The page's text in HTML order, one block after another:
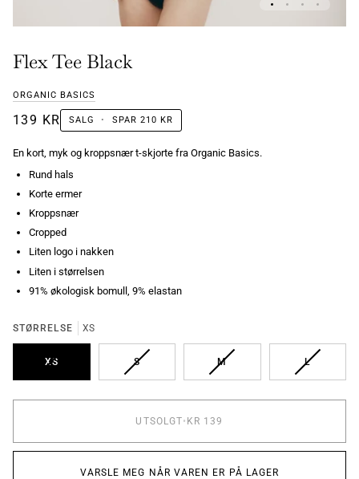
Flex Tee Black
ORGANIC BASICS
139 KR SALG • SPAR 210 KR
En kort, myk og kroppsnær t-skjorte fra Organic Basics.
Rund hals
Korte ermer
Kroppsnær
Cropped
Liten logo i nakken
Liten i størrelsen
91% økologisk bomull, 9% elastan
STØRRELSE XS
XSUTSOLGT SUTSOLGT MUTSOLGT LUTSOLGT
UTSOLGT• KR 139
VARSLE MEG NÅR VAREN ER PÅ LAGER